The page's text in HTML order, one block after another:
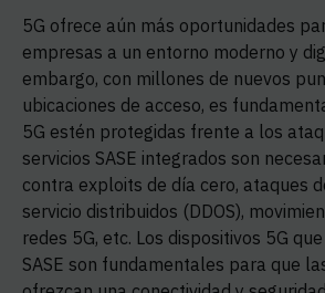
5G ofrece aún más oportunidades
empresas a un entorno moderno y
embargo, con millones de nuevos
ubicaciones de acceso, es
5G estén protegidas frente a los
servicios SASE integrados son
contra exploits de día cero, ataques
servicio distribuidos (DDOS),
redes 5G, etc. Los dispositivos 5G
SASE son fundamentales para que